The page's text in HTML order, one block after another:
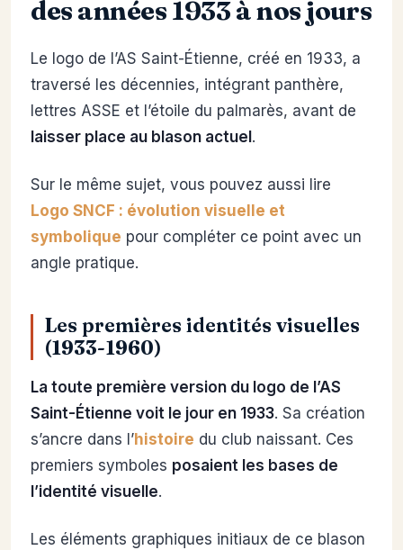
des années 1933 à nos jours
Le logo de l’AS Saint-Étienne, créé en 1933, a
traversé les décennies, intégrant panthère,
lettres ASSE et l’étoile du palmarès, avant de
laisser place au blason actuel .
Sur le même sujet, vous pouvez aussi lire
Logo SNCF : évolution visuelle et
symbolique pour compléter ce point avec un
angle pratique.
Les premières identités visuelles
(1933-1960)
La toute première version du logo de l’AS
Saint-Étienne voit le jour en 1933. Sa création
s’ancre dans l’histoire du club naissant. Ces
premiers symboles posaient les bases de
l’identité visuelle.
Les éléments graphiques initiaux de ce blason